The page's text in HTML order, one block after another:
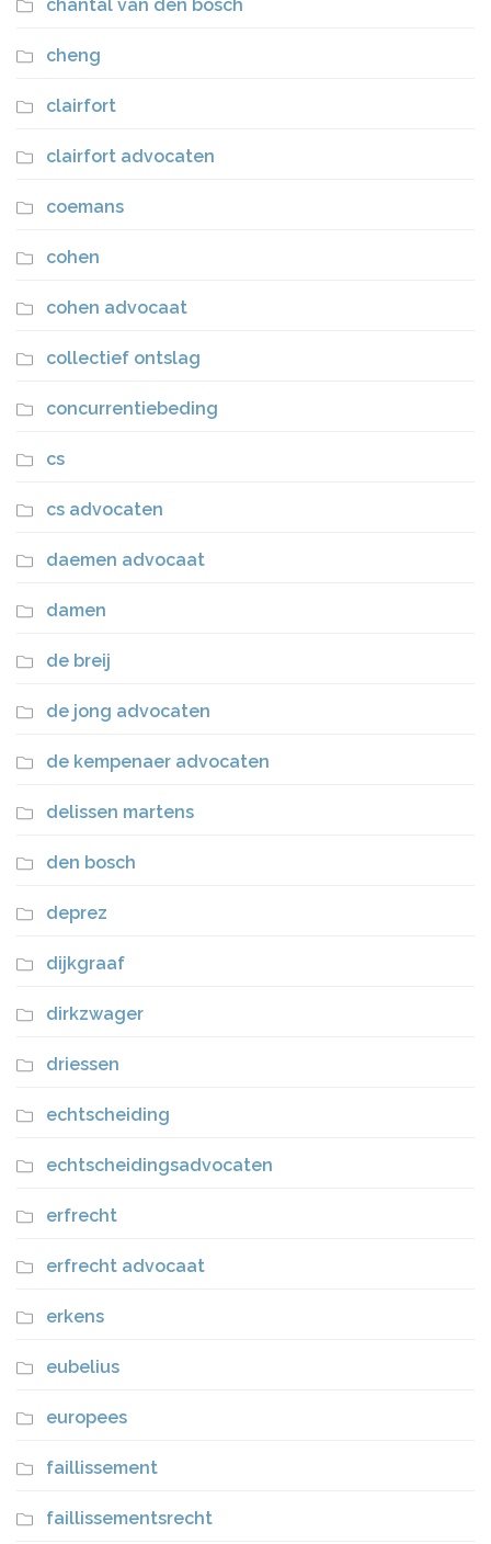
chantal van den bosch
cheng
clairfort
clairfort advocaten
coemans
cohen
cohen advocaat
collectief ontslag
concurrentiebeding
cs
cs advocaten
daemen advocaat
damen
de breij
de jong advocaten
de kempenaer advocaten
delissen martens
den bosch
deprez
dijkgraaf
dirkzwager
driessen
echtscheiding
echtscheidingsadvocaten
erfrecht
erfrecht advocaat
erkens
eubelius
europees
faillissement
faillissementsrecht